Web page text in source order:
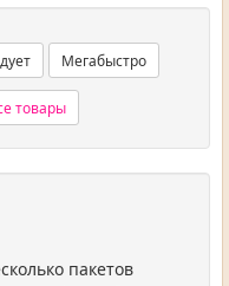
Мегабыстро
товары
пакетов